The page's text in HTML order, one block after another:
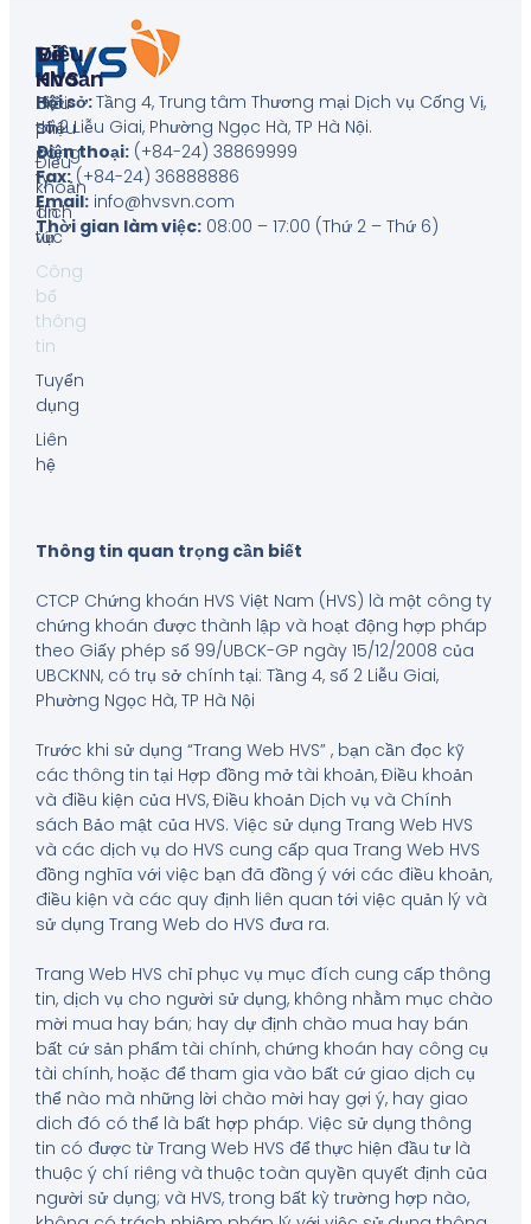
Hội sở:Tầng 4, Trung tâm Thương mại Dịch vụ Cống Vị,
số 2 Liễu Giai, Phường Ngọc Hà, TP Hà Nội.
Điện thoại:(+84-24) 38869999
Fax:(+84-24) 36888886
Email:info@hvsvn.com
Thời gian làm việc:08:00 – 17:00 (Thứ 2 – Thứ 6)
Về
HVS
Giới
thiệu
công
ty
Tin
tức
Công
bố
thông
tin
Tuyển
dụng
Liên
hệ
Điều
Khoản
Biểu
phí
Điều
khoản
dịch
vụ
Thông tin quan trọng cần biết
CTCP Chứng khoán HVS Việt Nam (HVS) là một công ty
chứng khoán được thành lập và hoạt động hợp pháp
theo Giấy phép số 99/UBCK-GP ngày 15/12/2008 của
UBCKNN, có trụ sở chính tại: Tầng 4, số 2 Liễu Giai,
Phường Ngọc Hà, TP Hà Nội
Trước khi sử dụng “Trang Web HVS” , bạn cần đọc kỹ
các thông tin tại Hợp đồng mở tài khoản, Điều khoản
và điều kiện của HVS, Điều khoản Dịch vụ và Chính
sách Bảo mật của HVS. Việc sử dụng Trang Web HVS
và các dịch vụ do HVS cung cấp qua Trang Web HVS
đồng nghĩa với việc bạn đã đồng ý với các điều khoản,
điều kiện và các quy định liên quan tới việc quản lý và
sử dụng Trang Web do HVS đưa ra.
Trang Web HVS chỉ phục vụ mục đích cung cấp thông
tin, dịch vụ cho người sử dụng, không nhằm mục chào
mời mua hay bán; hay dự định chào mua hay bán
bất cứ sản phẩm tài chính, chứng khoán hay công cụ
tài chính, hoặc để tham gia vào bất cứ giao dịch cụ
thể nào mà những lời chào mời hay gợi ý, hay giao
dich đó có thể là bất hợp pháp. Việc sử dụng thông
tin có được từ Trang Web HVS để thực hiện đầu tư là
thuộc ý chí riêng và thuộc toàn quyền quyết định của
người sử dụng; và HVS, trong bất kỳ trường hợp nào,